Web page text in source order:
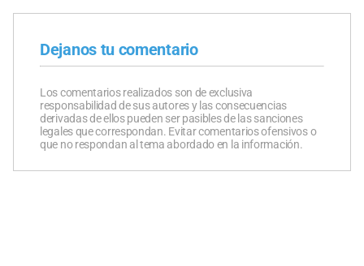
Dejanos tu comentario
Los comentarios realizados son de exclusiva
responsabilidad de sus autores y las consecuencias
derivadas de ellos pueden ser pasibles de las sanciones
legales que correspondan. Evitar comentarios ofensivos o
que no respondan al tema abordado en la información.